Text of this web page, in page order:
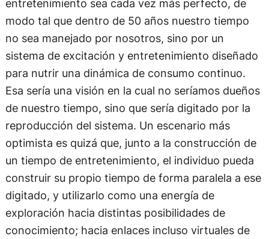
entretenimiento sea cada vez más perfecto, de
modo tal que dentro de 50 años nuestro tiempo
no sea manejado por nosotros, sino por un
sistema de excitación y entretenimiento diseñado
para nutrir una dinámica de consumo continuo.
Esa sería una visión en la cual no seríamos dueños
de nuestro tiempo, sino que sería digitado por la
reproducción del sistema. Un escenario más
optimista es quizá que, junto a la construcción de
un tiempo de entretenimiento, el individuo pueda
construir su propio tiempo de forma paralela a ese
digitado, y utilizarlo como una energía de
exploración hacia distintas posibilidades de
conocimiento; hacia enlaces incluso virtuales de